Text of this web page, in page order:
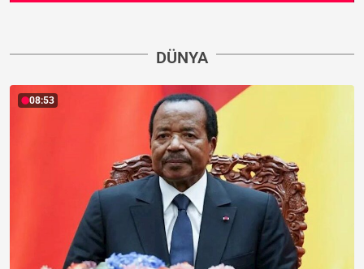
DÜNYA
08:53